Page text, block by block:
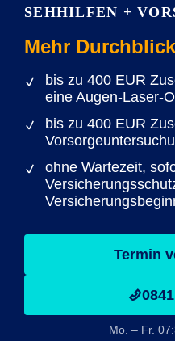
SEHHILFEN +
Mehr
bis zu 400 EUR
eine Augen-Laser-
bis zu 400 EUR
ohne Wartezeit,
Termin
Mo. – Fr.